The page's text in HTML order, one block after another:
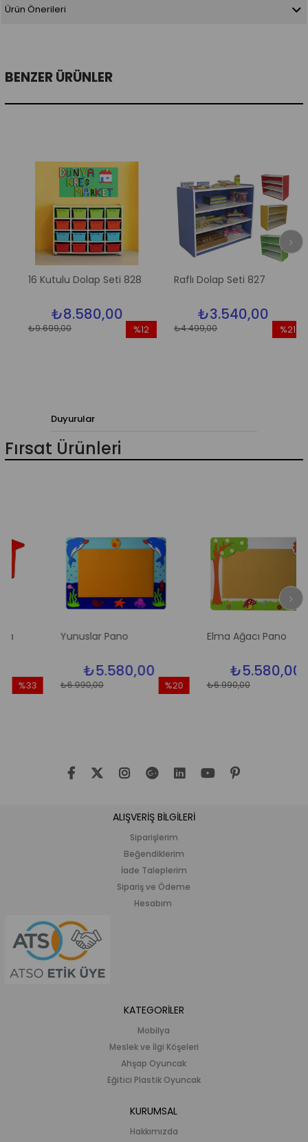
Ürün Önerileri
BENZER ÜRÜNLER
16 Kutulu Dolap Seti 828
₺8.580,00
₺9.699,00
%12
Raflı Dolap Seti 827
₺3.540,00
₺4.499,00
%21
Duyurular
Fırsat Ürünleri
Yunuslar Pano
₺5.580,00
₺6.990,00
Elma Ağacı Pano
₺5.580,00
₺6.990,00
ALIŞVERİŞ BİLGİLERİ
Siparişlerim
Beğendiklerim
İade Taleplerim
Sipariş ve Ödeme
Hesabım
KATEGORİLER
Mobilya
Meslek ve İlgi Köşeleri
Ahşap Oyuncak
Eğitici Plastik Oyuncak
KURUMSAL
Hakkımızda